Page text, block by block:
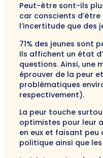
Peut-être sont-ils
car conscients
l’incertitude que des
71% des jeunes sont
Ils affichent un état
questions. Ainsi, une
éprouver de la peur
problématiques
respectivement).
La peur touche
optimistes pour leur
en eux et faisant peu
politique ainsi que